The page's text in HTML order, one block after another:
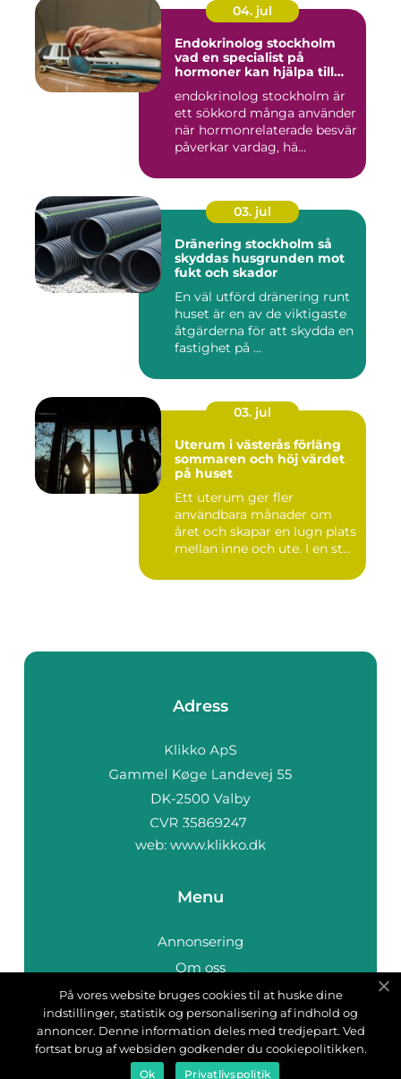
04. jul
Endokrinolog stockholm
vad en specialist på
hormoner kan hjälpa till
endokrinolog stockholm är
ett sökkord många använder
när hormonrelaterade besvär
påverkar vardag, hä...
03. jul
Dränering stockholm så
skyddas husgrunden mot
fukt och skador
En väl utförd dränering runt
huset är en av de viktigaste
åtgärderna för att skydda en
fastighet på ...
03. jul
Uterum i västerås förläng
sommaren och höj värdet
på huset
Ett uterum ger fler
användbara månader om
året och skapar en lugn plats
mellan inne och ute. I en st...
Adress
web: www.klikko.dk
Menu
Annonsering
Om oss
Cookies
Kontakta oss
Sitemap
På vores website bruges cookies til at huske dine
indstillinger, statistik og personalisering af indhold og
annoncer. Denne information deles med tredjepart. Ved
fortsat brug af websiden godkender du cookiepolitikken.
Ok Privatlivspolitik